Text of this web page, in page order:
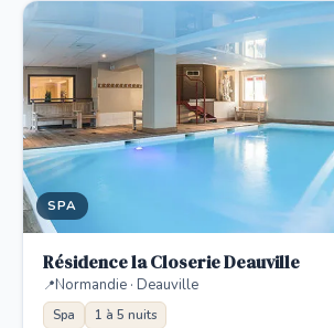
SPA
Résidence la Closerie Deauville
Normandie · Deauville
Spa 1 à 5 nuits